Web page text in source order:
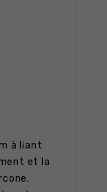
à liant
et la